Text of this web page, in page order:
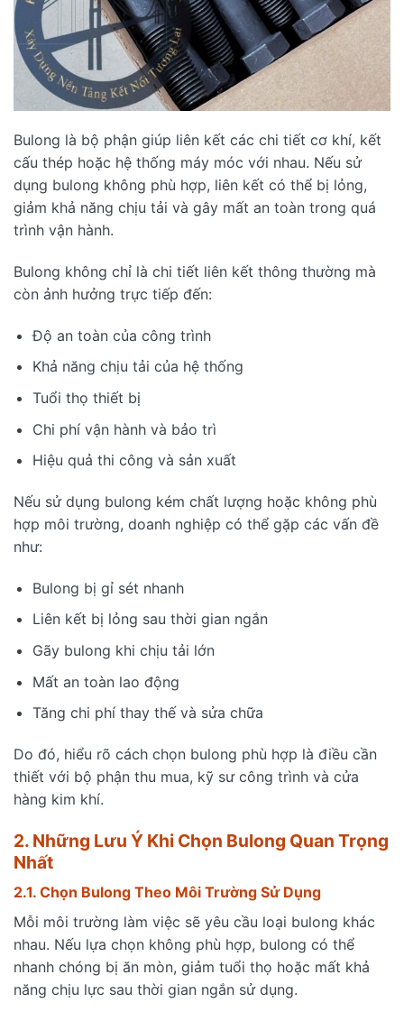
Bulong là bộ phận giúp liên kết các chi tiết cơ khí, kết
cấu thép hoặc hệ thống máy móc với nhau. Nếu sử
dụng bulong không phù hợp, liên kết có thể bị lỏng,
giảm khả năng chịu tải và gây mất an toàn trong quá
trình vận hành.
Bulong không chỉ là chi tiết liên kết thông thường mà
còn ảnh hưởng trực tiếp đến:
Độ an toàn của công trình
Khả năng chịu tải của hệ thống
Tuổi thọ thiết bị
Chi phí vận hành và bảo trì
Hiệu quả thi công và sản xuất
Nếu sử dụng bulong kém chất lượng hoặc không phù
hợp môi trường, doanh nghiệp có thể gặp các vấn đề
như:
Bulong bị gỉ sét nhanh
Liên kết bị lỏng sau thời gian ngắn
Gãy bulong khi chịu tải lớn
Mất an toàn lao động
Tăng chi phí thay thế và sửa chữa
Do đó, hiểu rõ cách chọn bulong phù hợp là điều cần
thiết với bộ phận thu mua, kỹ sư công trình và cửa
hàng kim khí.
2. Những Lưu Ý Khi Chọn Bulong Quan Trọng
Nhất
2.1. Chọn Bulong Theo Môi Trường Sử Dụng
Mỗi môi trường làm việc sẽ yêu cầu loại bulong khác
nhau. Nếu lựa chọn không phù hợp, bulong có thể
nhanh chóng bị ăn mòn, giảm tuổi thọ hoặc mất khả
năng chịu lực sau thời gian ngắn sử dụng.